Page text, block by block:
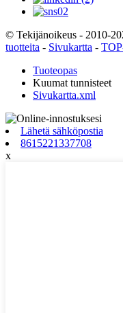
© Tekijänoikeus - 2010-
tuotteita - Sivukartta -
Tuoteopas
Kuumat tunnisteet
Sivukartta.xml
Lähetä sähköpostia
8615221337708
x